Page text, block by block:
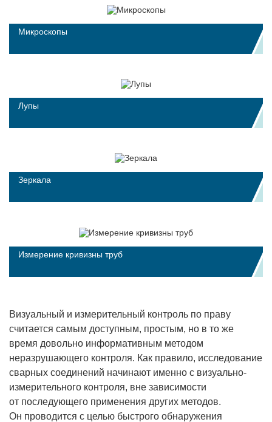
Микроскопы
Лупы
Зеркала
Измерение кривизны труб
Визуальный и измерительный контроль по праву
считается самым доступным, простым, но в то же
время довольно информативным методом
неразрушающего контроля. Как правило, исследование
сварных соединений начинают именно с визуально-
измерительного контроля, вне зависимости
от последующего применения других методов.
Он проводится с целью быстрого обнаружения